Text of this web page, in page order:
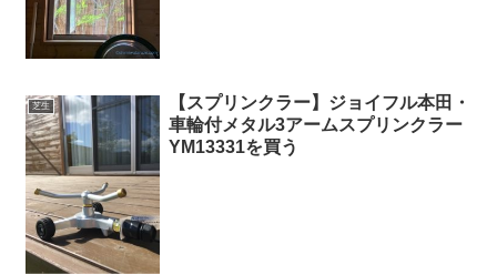
芝生
【スプリンクラー】ジョイフル本田・
車輪付メタル3アームスプリンクラー
YM13331を買う